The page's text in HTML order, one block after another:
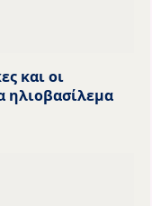
και οι
ηλιοβασίλεμα